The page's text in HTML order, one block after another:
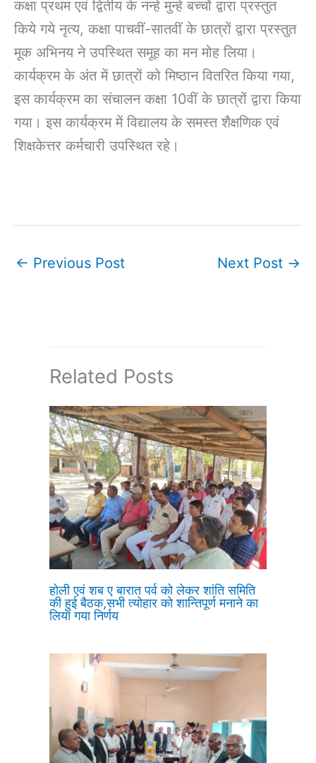
कक्षा प्रथम एवं द्वितीय के नन्हे मुन्हे बच्चों द्वारा प्रस्तुत
किये गये नृत्य, कक्षा पाचवीं-सातवीं के छात्रों द्वारा प्रस्तुत
मूक अभिनय ने उपस्थित समूह का मन मोह लिया।
कार्यक्रम के अंत में छात्रों को मिष्ठान वितरित किया गया,
इस कार्यक्रम का संचालन कक्षा 10वीं के छात्रों द्वारा किया
गया। इस कार्यक्रम में विद्यालय के समस्त शैक्षणिक एवं
शिक्षकेत्तर कर्मचारी उपस्थित रहे।
← Previous Post Next Post →
Related Posts
होली एवं शब ए बारात पर्व को लेकर शांति समिति
की हुई बैठक,सभी त्योहार को शान्तिपूर्ण मनाने का
लिया गया निर्णय